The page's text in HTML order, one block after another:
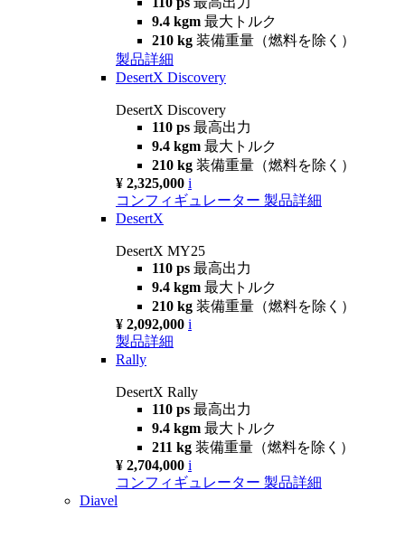
9.4 kgm 最大トルク
210 kg 装備重量（燃料を除く）
製品詳細
DesertX Discovery
DesertX Discovery
110 ps 最高出力
9.4 kgm 最大トルク
210 kg 装備重量（燃料を除く）
¥ 2,325,000 i
コンフィギュレーター 製品詳細
DesertX
DesertX MY25
110 ps 最高出力
9.4 kgm 最大トルク
210 kg 装備重量（燃料を除く）
¥ 2,092,000 i
製品詳細
Rally
DesertX Rally
110 ps 最高出力
9.4 kgm 最大トルク
211 kg 装備重量（燃料を除く）
¥ 2,704,000 i
コンフィギュレーター 製品詳細
Diavel